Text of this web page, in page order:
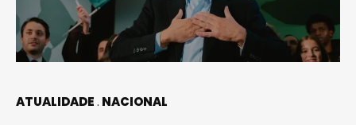
ATUALIDADE NACIONAL